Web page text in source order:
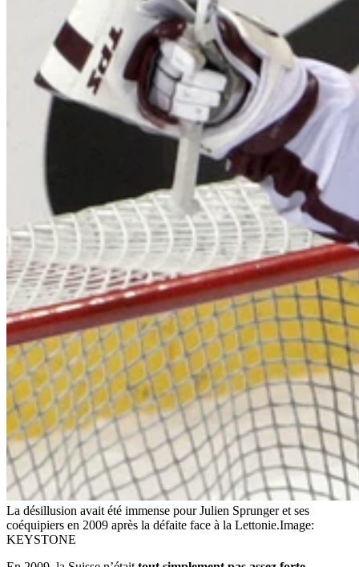
La désillusion avait été immense pour Julien Sprunger et ses
coéquipiers en 2009 après la défaite face à la Lettonie.Image:
KEYSTONE